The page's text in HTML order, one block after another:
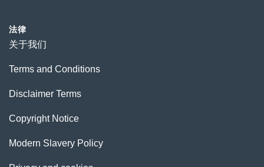
法律
关于我们
Terms and Conditions
Disclaimer Terms
Copyright Notice
Modern Slavery Policy